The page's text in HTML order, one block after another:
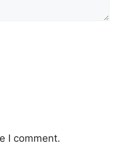
I comment.